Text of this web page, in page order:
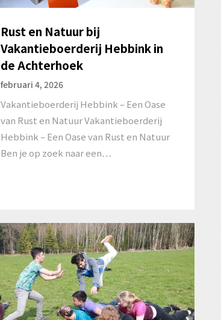
Rust en Natuur bij
Vakantieboerderij Hebbink in
de Achterhoek
februari 4, 2026
Vakantieboerderij Hebbink – Een Oase
van Rust en Natuur Vakantieboerderij
Hebbink – Een Oase van Rust en Natuur
Ben je op zoek naar een…